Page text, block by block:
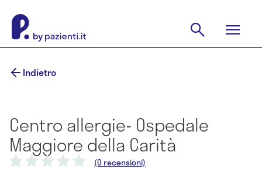
Indietro
Centro allergie- Ospedale
Maggiore della Carità
(0 recensioni)